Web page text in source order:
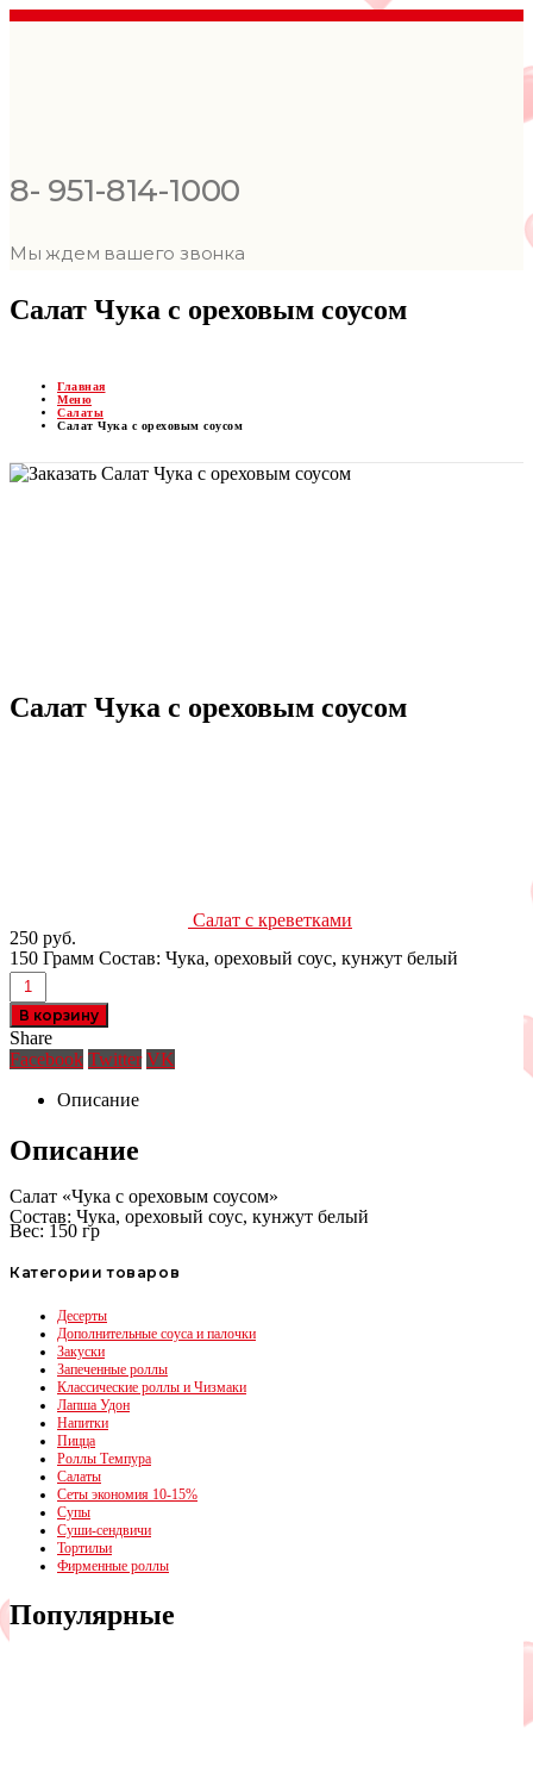
8- 951-814-1000
Мы ждем вашего звонка
Салат Чука с ореховым соусом
Главная
Меню
Салаты
Салат Чука с ореховым соусом
Салат Чука с ореховым соусом
Салат с креветками
250 руб.
150 Грамм Состав: Чука, ореховый соус, кунжут белый
В корзину
Share
Facebook Twitter VK
Описание
Описание
Салат «Чука с ореховым соусом»
Состав: Чука, ореховый соус, кунжут белый
Вес: 150 гр
Категории товаров
Десерты
Дополнительные соуса и палочки
Закуски
Запеченные роллы
Классические роллы и Чизмаки
Лапша Удон
Напитки
Пицца
Роллы Темпура
Салаты
Сеты экономия 10-15%
Супы
Суши-сендвичи
Тортильи
Фирменные роллы
Популярные